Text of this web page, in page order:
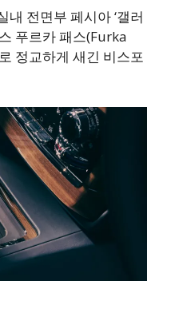
전면부 페시아 ‘갤러
푸르카 패스(Furka
정교하게 새긴 비스포